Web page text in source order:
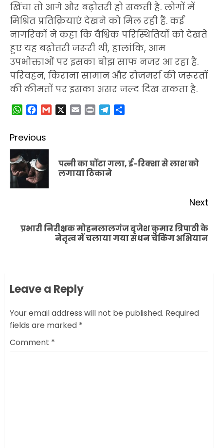
खिंचा तो आगे और बढ़ोतरी हो सकती है. लोगों में
मिश्रित प्रतिक्रियाएं देखने को मिल रही हैं. कई
नागरिकों ने कहा कि वैश्विक परिस्थितियों को देखते
हुए यह बढ़ोतरी जरूरी थी, हालांकि, आम
उपभोक्ताओं पर इसका बोझ साफ नजर आ रहा है.
परिवहन, किराना सामान और रोजमर्रा की जरूरतों
की कीमतों पर इसका असर जल्द दिख सकता है.
WhatsApp
Facebook
Gmail EmailPrint Telegram
Post
navigation
Previous
पत्नी का घोंटा गला, ई-रिक्शा से लाश को
लगाया ठिकाने
Next
Next
प्रभारी निरीक्षक मोहनलालगंज बृजेश कुमार त्रिपाठी के
नेतृत्व में चलाया गया सधन चेकिंग अभियान
Leave a Reply
Your email address will not be published. Required
fields are marked *
Comment *